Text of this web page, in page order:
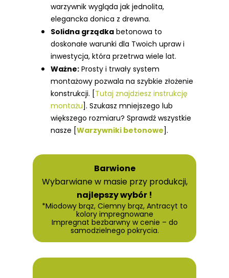
warzywnik wygląda jak jednolita,
elegancka donica z drewna.
Solidna grządka betonowa to
doskonałe warunki dla Twoich upraw i
inwestycja, która przetrwa wiele lat.
Ważne: Prosty i trwały system
montażowy pozwala na szybkie złożenie
konstrukcji. [Tutaj znajdziesz instrukcję
montażu]. Szukasz mniejszego lub
większego rozmiaru? Sprawdź wszystkie
nasze [Warzywniki betonowe].
Barwione
Wybarwiane w masie przy produkcji,
najlepszy wybór !
*Miodowy brąz, Ciemny brąz, Antracyt to
kolory impregnowane
Impregnat bezbarwny w cenie – do
samodzielnego pokrycia.